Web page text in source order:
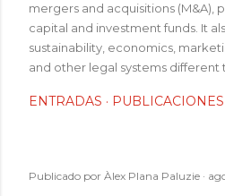
mergers and acquisitions (M&A),
capital and investment funds. It
sustainability, economics,
and other legal systems
ENTRADAS PUBLICACIONES
Publicado por Àlex Plana Paluzie